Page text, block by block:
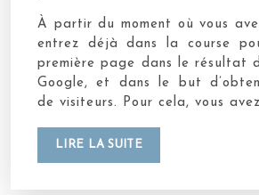
À partir du moment où vous
entrez déjà dans la course
première page dans le résultat
Google, et dans le but
de visiteurs. Pour cela, vous
LIRE LA SUITE